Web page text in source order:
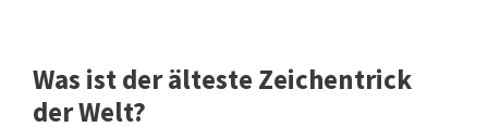
Was ist der älteste Zeichentrick
der Welt?